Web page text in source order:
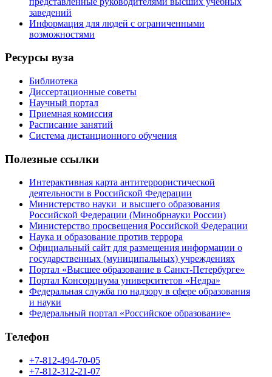
заведений
Информация для людей с ограниченными
возможностями
Ресурсы вуза
Библиотека
Диссертационные советы
Научный портал
Приемная комиссия
Расписание занятий
Система дистанционного обучения
Полезные ссылки
Интерактивная карта антитеррористической
деятельности в Российской Федерации
Министерство науки и высшего образования
Российской Федерации (Минобрнауки России)
Министерство просвещения Российской Федерации
Наука и образование против террора
Официальный сайт для размещения информации о
государственных (муниципальных) учреждениях
Портал «Высшее образование в Санкт-Петербурге»
Портал Консорциума университетов «Недра»
Федеральная служба по надзору в сфере образования
и науки
Федеральный портал «Российское образование»
Телефон
+7-812-494-70-05
+7-812-312-21-07